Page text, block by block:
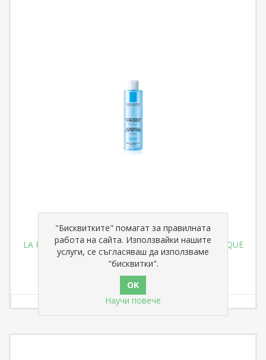
LA ROCHE POSAY LOTION APAISANTE PHYSIOLOGIQUE
ЛОСИОН мицеларен 400 ml
"Бисквитките" помагат за правилната
работа на сайта. Използвайки нашите
услуги, се съгласяваш да използваме
"бисквитки".
Научи повече